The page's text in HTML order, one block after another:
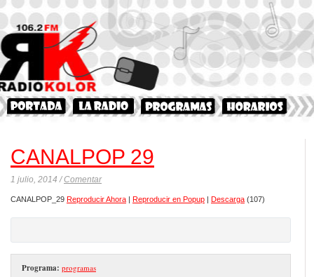
CANALPOP 29
1 julio, 2014 /Comentar
CANALPOP_29 Reproducir Ahora | Reproducir en Popup | Descarga (107)
Programa: programas